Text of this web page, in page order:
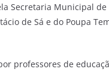
Secretaria Municipal de
de Sá e do Poupa
professores de